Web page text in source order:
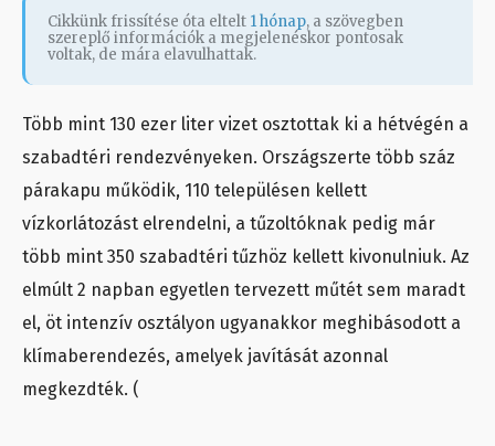
Cikkünk frissítése óta eltelt 1 hónap, a szövegben
szereplő információk a megjelenéskor pontosak
voltak, de mára elavulhattak.
Több mint 130 ezer liter vizet osztottak ki a hétvégén a
szabadtéri rendezvényeken. Országszerte több száz
párakapu működik, 110 településen kellett
vízkorlátozást elrendelni, a tűzoltóknak pedig már
több mint 350 szabadtéri tűzhöz kellett kivonulniuk. Az
elmúlt 2 napban egyetlen tervezett műtét sem maradt
el, öt intenzív osztályon ugyanakkor meghibásodott a
klímaberendezés, amelyek javítását azonnal
megkezdték. (